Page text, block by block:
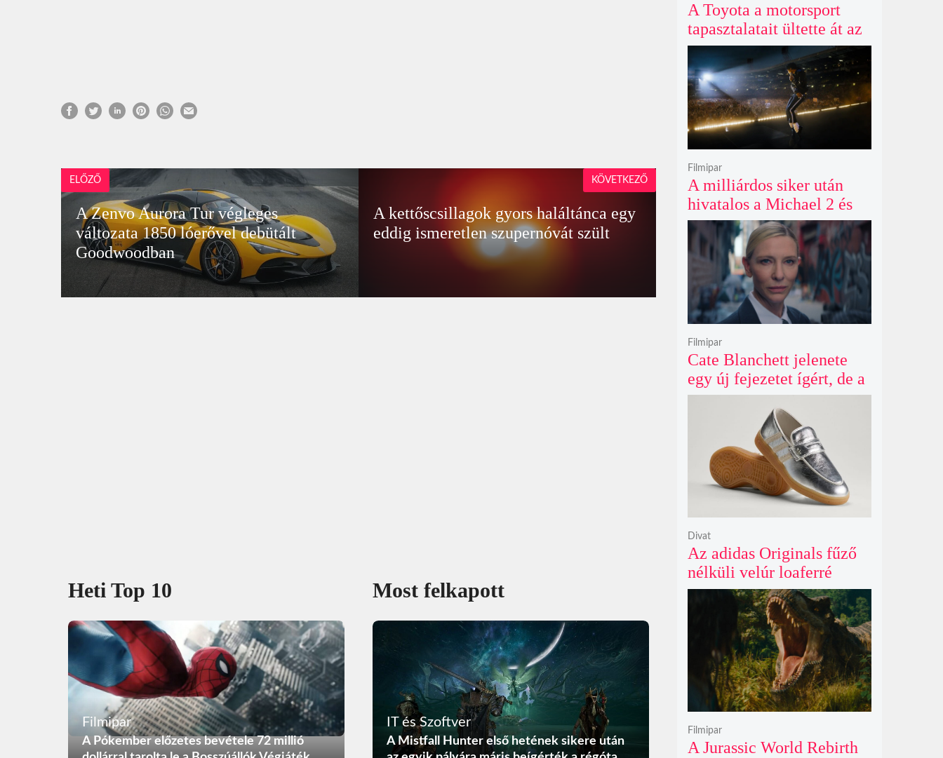
ELŐZŐ
A Zenvo Aurora Tur végleges
változata 1850 lóerővel debütált
Goodwoodban
A kettőscsillagok gyors haláltánca egy
eddig ismeretlen szupernóvát szült
KÖVETKEZŐ
Heti Top 10
Filmipar
A Pókember előzetes bevétele 72 millió
Most felkapott
IT és Szoftver
A Mistfall Hunter első hetének sikere után
A Toyota a motorsport
tapasztalatait ültette át az
új GR86 vezethetőségébe
és biztonságába
A milliárdos siker után
hivatalos a Michael 2 és
már a bemutató éve is
megvan
Filmipar
Cate Blanchett jelenete
egy új fejezetet ígért, de a
Netflix törölte David
Fincher Squid Game
Filmipar
Az adidas Originals fűző
nélküli velúr loaferré
alakította a legendás
Handball Spezial modellt
Divat
A Jurassic World Rebirth
Filmipar